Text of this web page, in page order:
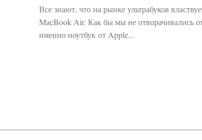
Все знают, что на рынке ультрабуков
MacBook Air. Как бы мы не отворачивались
именно ноутбук от Apple...